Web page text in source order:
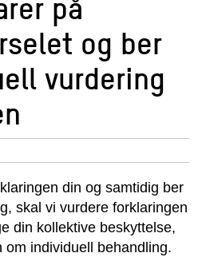
og ber
vurdering
din og samtidig ber
skal vi vurdere forklaringen
din kollektive beskyttelse,
om individuell behandling.